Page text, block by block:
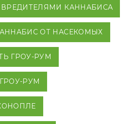
ВРЕДИТЕЛЯМИ КАННАБИСА
ОТ НАСЕКОМЫХ
ГРОУ-РУМ
РУМ